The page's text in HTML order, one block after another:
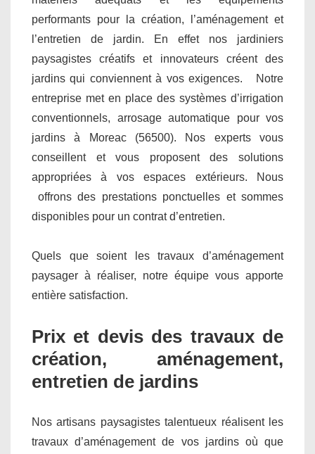
performants pour la création, l’aménagement et
l’entretien de jardin. En effet nos jardiniers
paysagistes créatifs et innovateurs créent des
jardins qui conviennent à vos exigences. Notre
entreprise met en place des systèmes d’irrigation
conventionnels, arrosage automatique pour vos
jardins à Moreac (56500). Nos experts vous
conseillent et vous proposent des solutions
appropriées à vos espaces extérieurs. Nous
offrons des prestations ponctuelles et sommes
disponibles pour un contrat d’entretien.
Quels que soient les travaux d’aménagement
paysager à réaliser, notre équipe vous apporte
entière satisfaction.
Prix et devis des travaux de
création, aménagement,
entretien de jardins
Nos artisans paysagistes talentueux réalisent les
travaux d’aménagement de vos jardins où que